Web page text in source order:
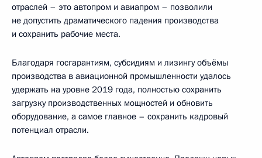
отраслей – это автопром и авиапром – позволили
не допустить драматического падения производства
и сохранить рабочие места.
Благодаря госгарантиям, субсидиям и лизингу объёмы
производства в авиационной промышленности удалось
удержать на уровне 2019 года, полностью сохранить
загрузку производственных мощностей и обновить
оборудование, а самое главное – сохранить кадровый
потенциал отрасли.